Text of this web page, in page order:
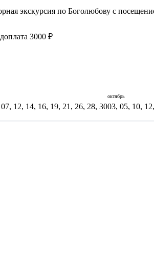
экскурсия по Боголюбову с
3000 ₽
12, 14, 16, 19, 21, 26, 28, 30
октябрь
03, 05, 10,